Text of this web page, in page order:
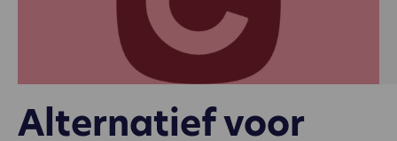
Alternatief voor